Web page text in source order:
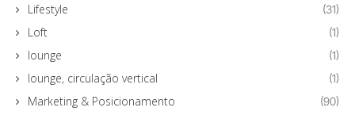
Lifestyle (31)
Loft (1)
lounge (1)
lounge, circulação vertical (1)
Marketing & Posicionamento (90)